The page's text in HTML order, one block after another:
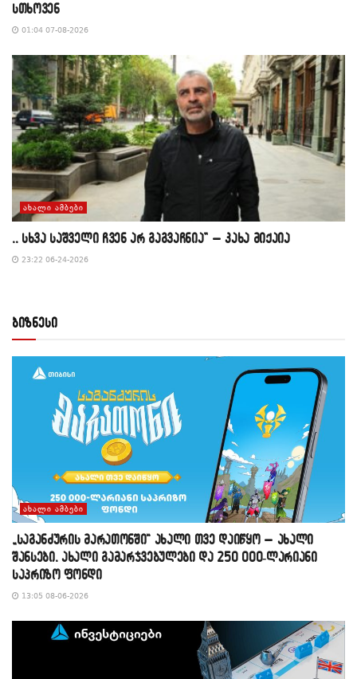
სთხოვენ
01:04 07-08-2026
ᲐᲮᲐᲚᲘ ᲐᲛᲑᲔᲑᲘ
,, სხვა საშველი ჩვენ არ გაგვაჩნია” – კახა მიქაია
23:22 06-24-2026
ბიზნესი
ᲐᲮᲐᲚᲘ ᲐᲛᲑᲔᲑᲘ
„საგანძურის მარათონში“ ახალი თვე დაიწყო – ახალი
შანსები, ახალი გამარჯვებულები და 250 000-ლარიანი
საპრიზო ფონდი
13:05 08-06-2026